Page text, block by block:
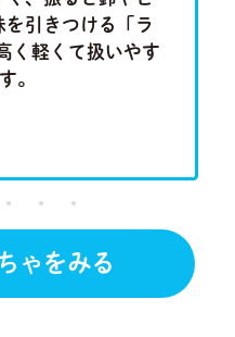
引きつける「ラ
く軽くて扱いやす
。
ゃをみる